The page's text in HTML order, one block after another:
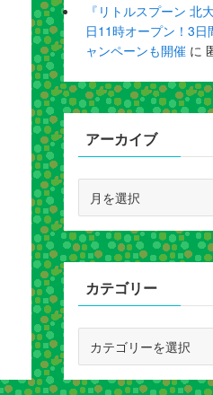
『リトルスプーン 北
日11時オープン！3
ャンペーンも開催 に
アーカイブ
カ
イ
ブ
カテゴリー
ゴ